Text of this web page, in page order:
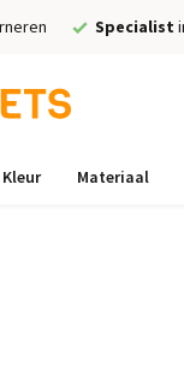
Specialist
Kleur Materiaal